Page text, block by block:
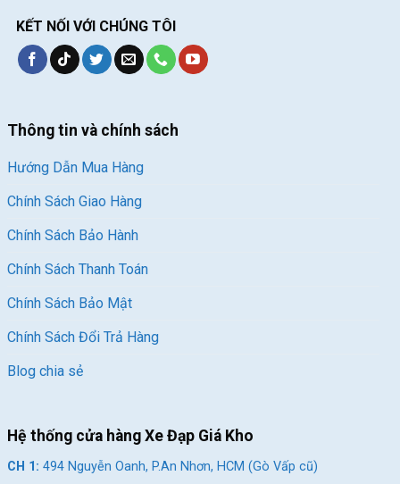
KẾT NỐI VỚI CHÚNG TÔI
Thông tin và chính sách
Hướng Dẫn Mua Hàng
Chính Sách Giao Hàng
Chính Sách Bảo Hành
Chính Sách Thanh Toán
Chính Sách Bảo Mật
Chính Sách Đổi Trả Hàng
Blog chia sẻ
Hệ thống cửa hàng Xe Đạp Giá Kho
CH 1: 494 Nguyễn Oanh, P.An Nhơn, HCM (Gò Vấp cũ)